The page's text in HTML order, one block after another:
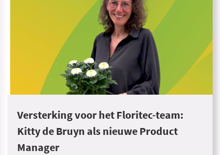
Versterking voor het Floritec-team:
Kitty de Bruyn als nieuwe Product
Manager